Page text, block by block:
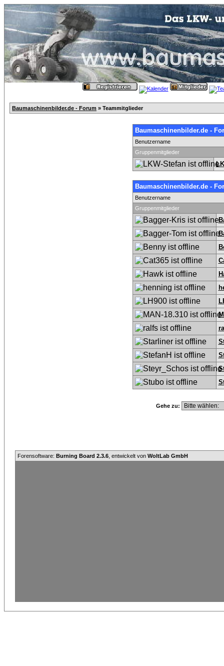
Baumaschinenbilder.de - Forum » Teammitglieder
Baumaschinenbilder.de -
Benutzername
Gruppenmitglieder
Baumaschinenbilder.de -
Benutzername
Gruppenmitglieder
Gehe zu:
Forensoftware: Burning Board 2.3.6 , entwickelt von WoltLab GmbH